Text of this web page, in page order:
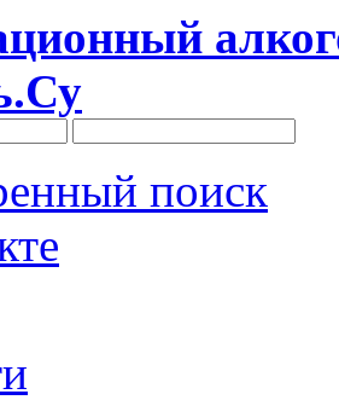
поиск